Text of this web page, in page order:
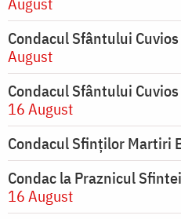
Condacul Sfântului
August
Condacul Sfântului
16 August
Condacul Sfinților Martiri
Condac la Praznicul
16 August